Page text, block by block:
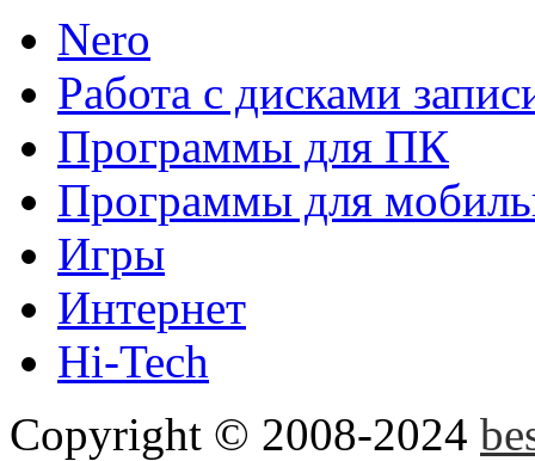
Клавиатура Google
удобное приложение
привносит новый взгляд
Disk2VHDDisk2VHD
физического диска на
Hyper-V и Virtual PC....
Nero
Работа с дисками
Программы для ПК
Программы для
Игры
Интернет
Hi-Tech
Copyright © 2008-2024